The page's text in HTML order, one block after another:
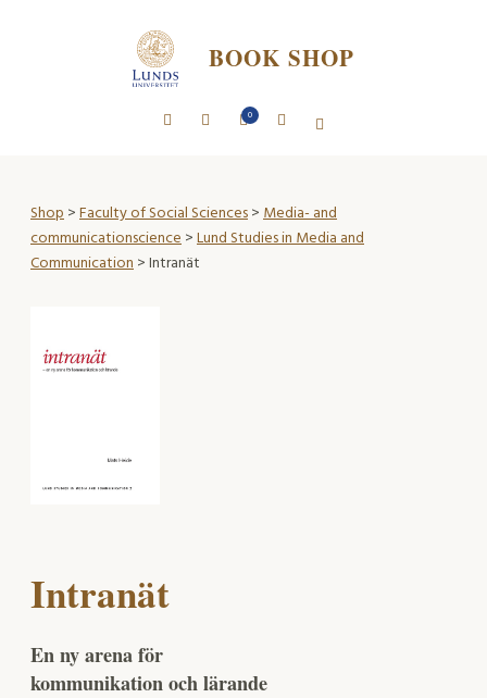
BOOK SHOP
0
Shop>Faculty of Social Sciences>Media- and
communicationscience>Lund Studies in Media and
Communication> Intranät
Intranät
En ny arena för
kommunikation och lärande